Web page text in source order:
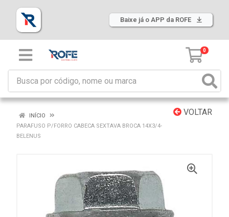
Baixe já o APP da ROFE
0
VOLTAR
INÍCIO
PARAFUSO P/FORRO CABECA SEXTAVA BROCA 14X3/4-
BELENUS